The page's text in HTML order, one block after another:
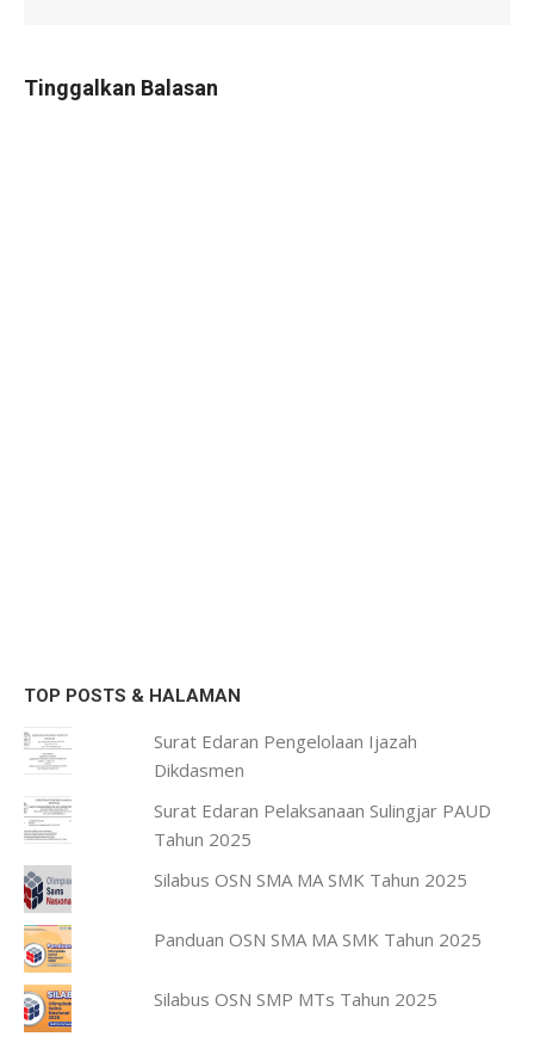
Tinggalkan Balasan
TOP POSTS & HALAMAN
Surat Edaran Pengelolaan Ijazah
Dikdasmen
Surat Edaran Pelaksanaan Sulingjar PAUD
Tahun 2025
Silabus OSN SMA MA SMK Tahun 2025
Panduan OSN SMA MA SMK Tahun 2025
Silabus OSN SMP MTs Tahun 2025